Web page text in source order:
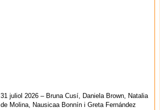
31 juliol 2026 – Bruna Cusí, Daniela Brown, Natalia
de Molina, Nausicaa Bonnín i Greta Fernández